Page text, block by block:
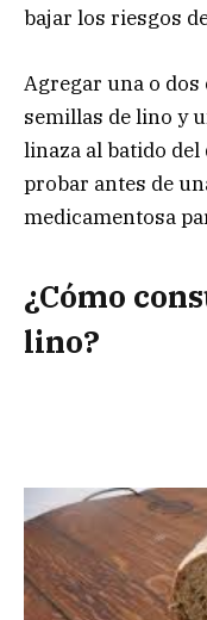
bajar los riesgos
Agregar una o
semillas de lino y
linaza al batido del
probar antes de
medicamentosa
¿Cómo
lino?